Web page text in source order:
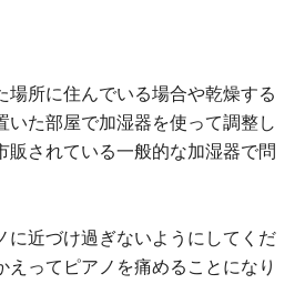
場所に住んでいる場合や乾燥する
いた部屋で加湿器を使って調整し
販されている一般的な加湿器で問
に近づけ過ぎないようにしてくだ
えってピアノを痛めることになり